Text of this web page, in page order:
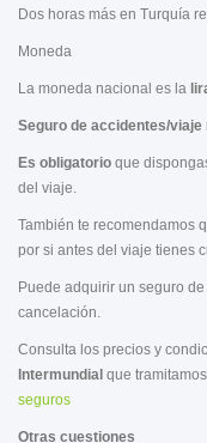
Dos horas más en Turquía
Moneda
La moneda nacional es la
Seguro de accidentes/viaje
Es obligatorio que
del viaje.
También te recomendamos
por si antes del viaje tienes
Puede adquirir un seguro
cancelación.
Consulta los precios y
Intermundial que
seguros
Otras cuestiones